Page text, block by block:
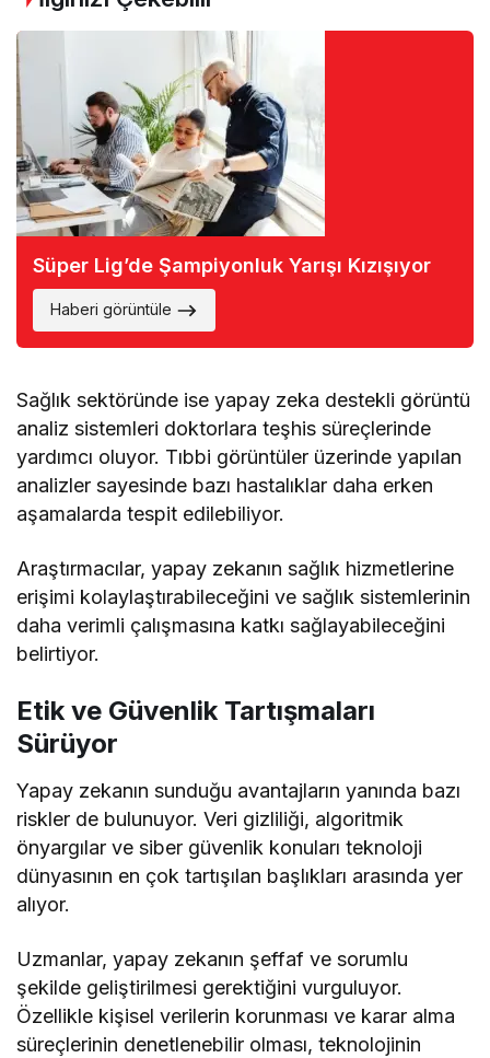
Süper Lig’de Şampiyonluk Yarışı Kızışıyor
Haberi görüntüle
Sağlık sektöründe ise yapay zeka destekli görüntü
analiz sistemleri doktorlara teşhis süreçlerinde
yardımcı oluyor. Tıbbi görüntüler üzerinde yapılan
analizler sayesinde bazı hastalıklar daha erken
aşamalarda tespit edilebiliyor.
Araştırmacılar, yapay zekanın sağlık hizmetlerine
erişimi kolaylaştırabileceğini ve sağlık sistemlerinin
daha verimli çalışmasına katkı sağlayabileceğini
belirtiyor.
Etik ve Güvenlik Tartışmaları
Sürüyor
Yapay zekanın sunduğu avantajların yanında bazı
riskler de bulunuyor. Veri gizliliği, algoritmik
önyargılar ve siber güvenlik konuları teknoloji
dünyasının en çok tartışılan başlıkları arasında yer
alıyor.
Uzmanlar, yapay zekanın şeffaf ve sorumlu
şekilde geliştirilmesi gerektiğini vurguluyor.
Özellikle kişisel verilerin korunması ve karar alma
süreçlerinin denetlenebilir olması, teknolojinin